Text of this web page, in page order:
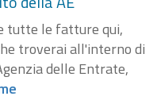
tutte le fatture qui,
troverai all'interno di
delle Entrate,